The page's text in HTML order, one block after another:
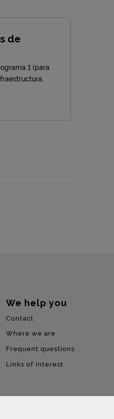
de
1 (para
We help you
Contact
Where we are
Frequent questions
Links of interest